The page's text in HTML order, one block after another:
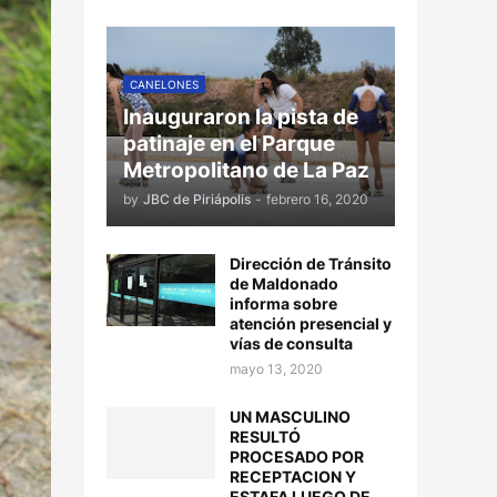
CANELONES
Inauguraron la pista de
patinaje en el Parque
Metropolitano de La Paz
by JBC de Piriápolis - febrero 16, 2020
Dirección de Tránsito
de Maldonado
informa sobre
atención presencial y
vías de consulta
mayo 13, 2020
UN MASCULINO
RESULTÓ
PROCESADO POR
RECEPTACION Y